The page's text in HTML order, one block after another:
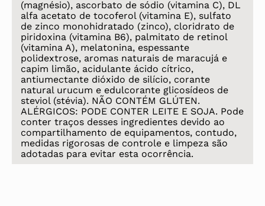
(magnésio), ascorbato de sódio (vitamina C), DL
alfa acetato de tocoferol (vitamina E), sulfato
de zinco monohidratado (zinco), cloridrato de
piridoxina (vitamina B6), palmitato de retinol
(vitamina A), melatonina, espessante
polidextrose, aromas naturais de maracujá e
capim limão, acidulante ácido cítrico,
antiumectante dióxido de silício, corante
natural urucum e edulcorante glicosídeos de
steviol (stévia). NÃO CONTÉM GLÚTEN.
ALÉRGICOS: PODE CONTER LEITE E SOJA. Pode
conter traços desses ingredientes devido ao
compartilhamento de equipamentos, contudo,
medidas rigorosas de controle e limpeza são
adotadas para evitar esta ocorrência.